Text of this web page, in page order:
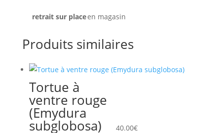
retrait sur placeen magasin
Produits similaires
Tortue à
ventre rouge
(Emydura
subglobosa) 40.00€